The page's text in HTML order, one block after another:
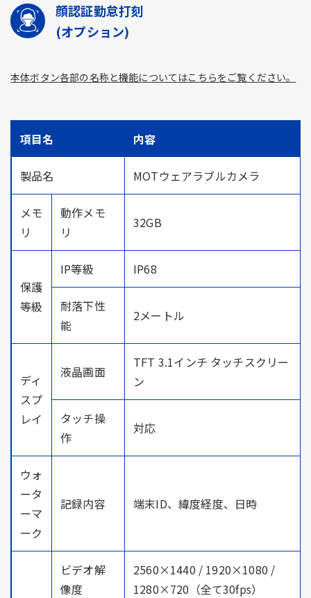
顔認証勤怠打刻
(オプション)
本体ボタン各部の名称と機能についてはこちらをご覧ください。
項目名 内容
製品名 MOTウェアラブルカメラ
メモ
リ
動作メモ
リ
32GB
保護
等級
IP等級 IP68
耐落下性
能
2メートル
ディ
スプ
レイ
液晶画面
TFT 3.1インチ タッチスクリー
ン
タッチ操
作
対応
ウォ
ータ
ーマ
ーク
記録内容 端末ID、緯度経度、日時
ビデオ解
像度
2560×1440 / 1920×1080 /
1280×720（全て30fps）